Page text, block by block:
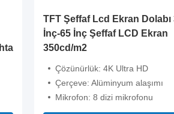
TFT Şeffaf Lcd Ekran Dolabı
İnç-65 İnç Şeffaf LCD Ekran
350cd/m2
Çözünürlük: 4K Ultra HD
Çerçeve: Alüminyum alaşımı
Mikrofon: 8 dizi mikrofonu